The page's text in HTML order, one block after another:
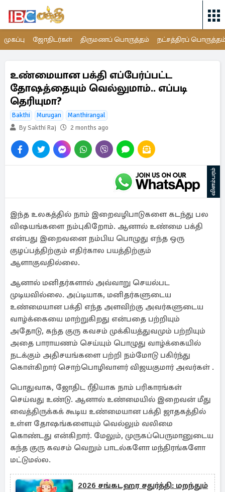
முகப்பு ஜோதிடர்கள் திருமணப் பொருத்தம் நட்சத்திரப்
உண்மையான பக்தி எப்பேர்ப்பட்ட
தோஷத்தையும் வெல்லுமாம்.. எப்படி
தெரியுமா?
Bakthi Murugan
Manthirangal
By Sakthi Raj
2 months ago
விளம்பரம்
இந்த உலகத்தில் நாம் இறைவழிபாடுகளை கடந்து பல
விஷயங்களை நம்புகிறோம். ஆனால் உண்மை பக்தி
என்பது இறைவனை நம்பிய பொழுது எந்த ஒரு
குழப்பத்திற்கும் எதிர்கால பயத்திற்கும்
ஆளாகுவதில்லை.
ஆனால் மனிதர்களால் அவ்வாறு செயல்பட
முடியவில்லை. அப்டியாக, மனிதர்களுடைய
உண்மையான பக்தி எந்த அளவிற்கு அவர்களுடைய
வாழ்க்கையை மாற்றுகிறது என்பதை பற்றியும்
அதோடு, கந்த குரு கவசம் முக்கியத்துவமும் பற்றியும்
அதை பாராயணம் செய்யும் பொழுது வாழ்க்கையில்
நடக்கும் அதிசயங்களை பற்றி நம்மோடு பகிர்ந்து
கொள்கிறார் சொற்பொழிவாளர் விஜயகுமார் அவர்கள் .
பொதுவாக, ஜோதிட ரீதியாக நாம் பரிகாரங்கள்
செய்வது உண்டு. ஆனால் உண்மையில் இறைவன் மீது
வைத்திருக்கக் கூடிய உண்மையான பக்தி ஜாதகத்தில்
உள்ள தோஷங்களையும் வெல்லும் வலிமை
கொண்டது என்கிறார். மேலும், முருகப்பெருமானுடைய
கந்த குரு கவசம் வெறும் பாடல்களோ மந்திரங்களோ
மட்டுமல்ல.
2026 சங்கடஹர சதுர்த்தி: மறந்தும்